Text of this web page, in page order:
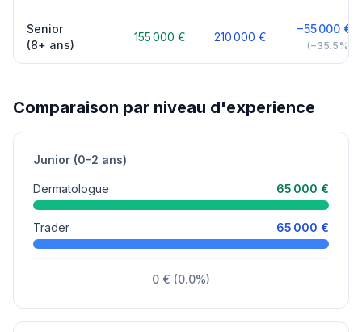
Senior
(8+ ans)
155 000 € 210 000 €
−55 000 €
(−35.5%)
Comparaison par niveau d'experience
Junior (0-2 ans)
Dermatologue 65 000 €
Trader 65 000 €
0 € (0.0%)